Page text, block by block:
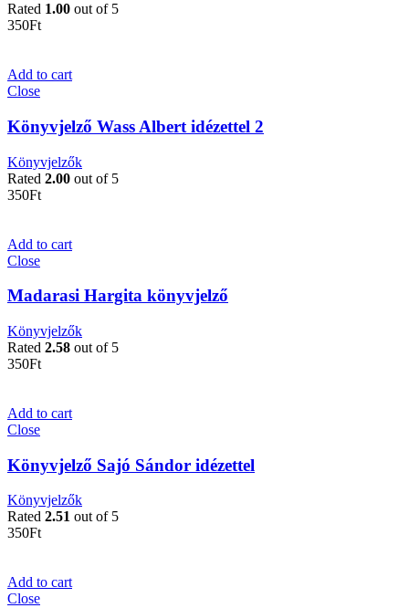
Rated 1.00 out of 5
350Ft
Add to cart
Close
Könyvjelző Wass Albert idézettel 2
Könyvjelzők
Rated 2.00 out of 5
350Ft
Add to cart
Close
Madarasi Hargita könyvjelző
Könyvjelzők
Rated 2.58 out of 5
350Ft
Add to cart
Close
Könyvjelző Sajó Sándor idézettel
Könyvjelzők
Rated 2.51 out of 5
350Ft
Add to cart
Close